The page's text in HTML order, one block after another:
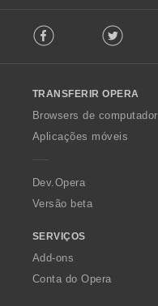
o
w
O
p
a
Facebook Twitter
TRANSFERIR OPERA
Browsers de computador
Aplicações móveis
Dev.Opera
Versão beta
SERVIÇOS
Add-ons
Conta do Opera